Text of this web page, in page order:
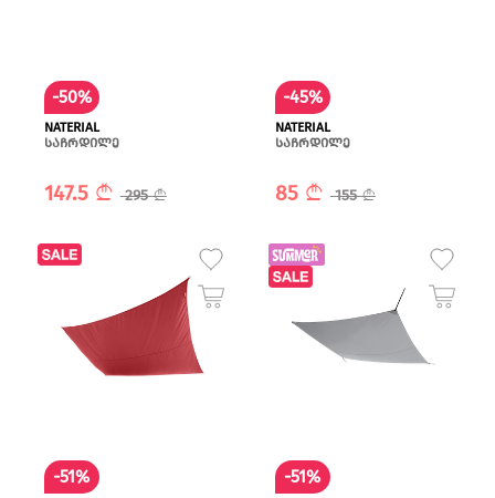
-50%
NATERIAL
საჩრდილე
147.5 295
-45%
NATERIAL
საჩრდილე
85 155
-51% -51%